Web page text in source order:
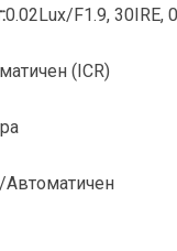
0.02Lux/F1.9, 30IRE,
(ICR)